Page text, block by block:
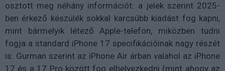
osztott meg néhány információt: a jelek szerint 2025-
ben érkező készülék sokkal karcsúbb kiadást fog kapni,
mint bármelyik létező Apple-telefon, miközben tudni
fogja a standard iPhone 17 specifikációinak nagy részét
is. Gurman szerint az iPhone Air árban valahol az iPhone
17 és a 17 Pro között fog elhelyezkedni (mint ahogy az